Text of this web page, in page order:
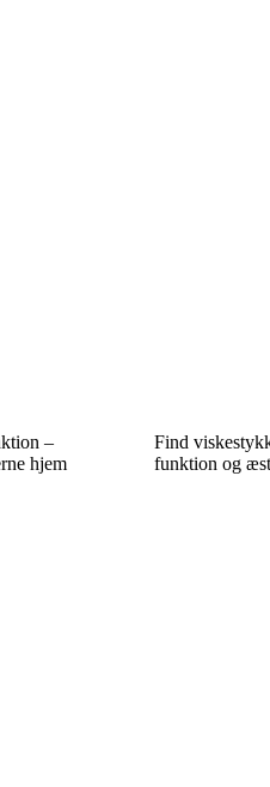
–
hjem
Find
funktion og